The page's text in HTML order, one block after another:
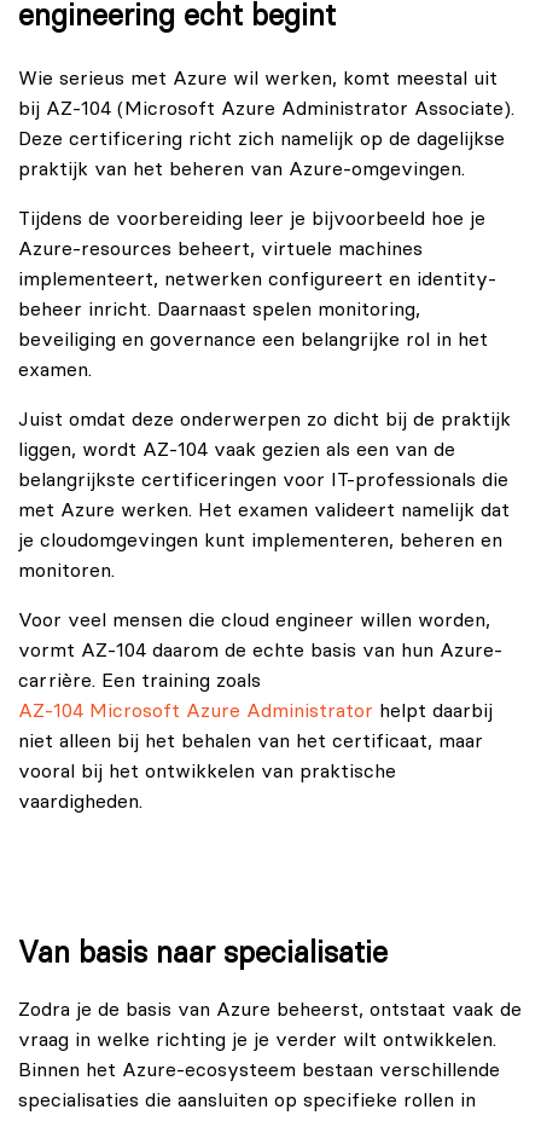
engineering echt begint
Wie serieus met Azure wil werken, komt meestal uit
bij AZ-104 (Microsoft Azure Administrator Associate).
Deze certificering richt zich namelijk op de dagelijkse
praktijk van het beheren van Azure-omgevingen.
Tijdens de voorbereiding leer je bijvoorbeeld hoe je
Azure-resources beheert, virtuele machines
implementeert, netwerken configureert en identity-
beheer inricht. Daarnaast spelen monitoring,
beveiliging en governance een belangrijke rol in het
examen.
Juist omdat deze onderwerpen zo dicht bij de praktijk
liggen, wordt AZ-104 vaak gezien als een van de
belangrijkste certificeringen voor IT-professionals die
met Azure werken. Het examen valideert namelijk dat
je cloudomgevingen kunt implementeren, beheren en
monitoren.
Voor veel mensen die cloud engineer willen worden,
vormt AZ-104 daarom de echte basis van hun Azure-
carrière. Een training zoals
AZ-104 Microsoft Azure Administrator helpt daarbij
niet alleen bij het behalen van het certificaat, maar
vooral bij het ontwikkelen van praktische
vaardigheden.
Van basis naar specialisatie
Zodra je de basis van Azure beheerst, ontstaat vaak de
vraag in welke richting je je verder wilt ontwikkelen.
Binnen het Azure-ecosysteem bestaan verschillende
specialisaties die aansluiten op specifieke rollen in